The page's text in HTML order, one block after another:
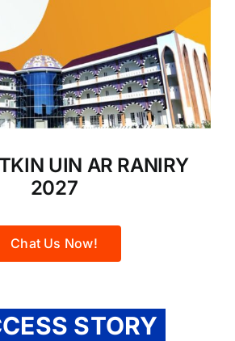
UIN AR RANIRY
2027
Chat Us Now!
STORY